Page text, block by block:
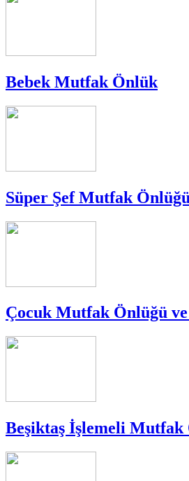
Bebek Mutfak Önlük
Süper Şef Mutfak Önlüğü
Çocuk Mutfak Önlüğü ve
Beşiktaş İşlemeli Mutfak